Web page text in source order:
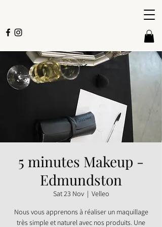
5 minutes Makeup -
Edmundston
Sat 23 Nov
  |
Velleo
Nous vous apprenons à réaliser un maquillage
très simple et naturel avec nos produits. Une